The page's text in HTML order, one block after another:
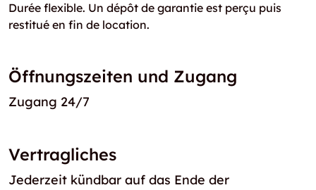
Durée flexible. Un dépôt de garantie est perçu puis
restitué en fin de location.
Öffnungszeiten und Zugang
Zugang 24/7
Vertragliches
Jederzeit kündbar auf das Ende der